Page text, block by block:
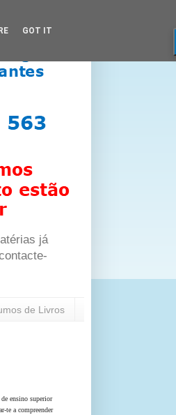
já
de Livros
ensino superior
te a compreender
GOT IT